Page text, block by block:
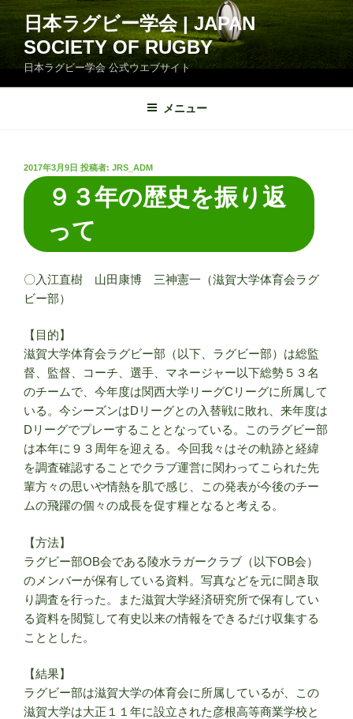
コ
ン
ツ
日本ラグビー学会 | JAPAN
SOCIETY OF RUGBY
日本ラグビー学会 公式ウエブサイト
メニュー
投
稿
日:
2017年3月9日 投稿者: JRS_ADM
９３年の歴史を振り返
って
〇入江直樹 山田康博 三神憲一（滋賀大学体育会ラグ
ビー部）
【目的】
滋賀大学体育会ラグビー部（以下、ラグビー部）は総監
督、監督、コーチ、選手、マネージャー以下総勢５３名
のチームで、今年度は関西大学リーグCリーグに所属して
いる。今シーズンはDリーグとの入替戦に敗れ、来年度は
Dリーグでプレーすることとなっている。このラグビー部
は本年に９３周年を迎える。今回我々はその軌跡と経緯
を調査確認することでクラブ運営に関わってこられた先
輩方々の思いや情熱を肌で感じ、この発表が今後のチー
ムの飛躍の個々の成長を促す糧となると考える。
【方法】
ラグビー部OB会である陵水ラガークラブ（以下OB会）
のメンバーが保有している資料。写真などを元に聞き取
り調査を行った。また滋賀大学経済研究所で保有してい
る資料を閲覧して有史以来の情報をできるだけ収集する
こととした。
【結果】
ラグビー部は滋賀大学の体育会に所属しているが、この
滋賀大学は大正１１年に設立された彦根高等商業学校と